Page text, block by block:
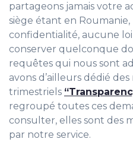
partageons jamais votre
siège étant en
confidentialité, aucune
conserver quelconque
requêtes qui nous sont
avons d’ailleurs dédié
trimestriels
regroupé toutes ces
consulter, elles sont des
par notre service.